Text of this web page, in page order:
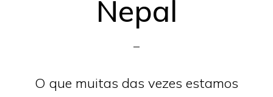
Nepal
O que muitas das vezes estamos